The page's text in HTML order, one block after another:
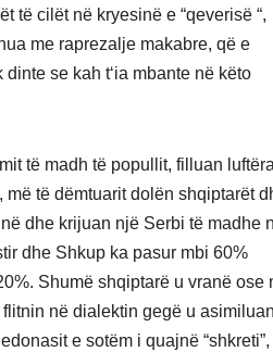
të cilët në kryesinë e “qeverisë “,
me raprezalje makabre, që e
se kah t‘ia mbante në këto
të madh të popullit, filluan
të dëmtuarit dolën shqiptarët
dhe krijuan një Serbi të madhe
dhe Shkup ka pasur mbi 60%
Shumë shqiptarë u vranë ose
në dialektin gegë u asimiluan
e sotëm i quajnë “shkreti”,